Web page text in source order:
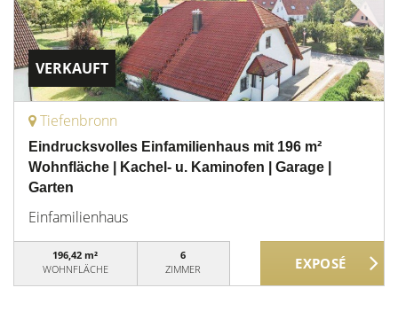
VERKAUFT
Tiefenbronn
Eindrucksvolles Einfamilienhaus mit 196 m²
Wohnfläche | Kachel- u. Kaminofen | Garage |
Garten
Einfamilienhaus
196,42 m²
WOHNFLÄCHE
6
ZIMMER